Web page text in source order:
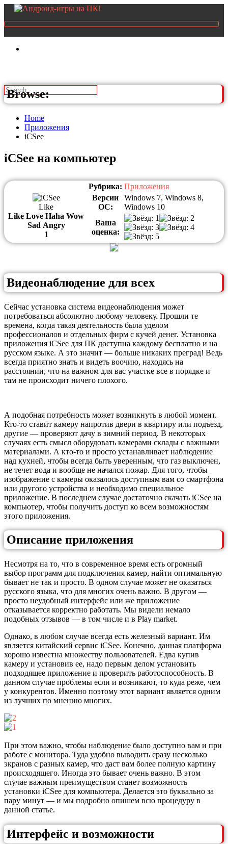
Browse:
Home
Приложения
iCSee
iCSee на компьютер
Like
Like Love Haha Wow
Sad Angry
1
Рубрика: Приложения
Версии
ОС:
Windows 7, Windows 8,
Windows 10
Ваша
оценка:
Видеонаблюдение для всех
Сейчас установка система видеонаблюдения может
потребоваться абсолютно любому человеку. Прошли те
времена, когда такая деятельность была уделом
профессионалов и отдельных фирм с кучей денег. Установка
приложения iCSee для ПК доступна каждому бесплатно и на
русском языке. А это значит — больше никаких преград! Ведь
всегда приятно знать и видеть воочию, находясь на
расстоянии, что на важном для вас участке все в порядке и
там не происходит ничего плохого.
А подобная потребность может возникнуть в любой момент.
Кто-то ставит камеру напротив двери в квартиру или подъезд,
другие — проверяют дачу в зимний период. В некоторых
случаях есть смысл оборудовать камерами склады с важными
материалами. А кто-то и просто устанавливает наблюдение
над кухней, чтобы всегда быть уверенным, что газ выключен,
не течет вода и вообще не начался пожар. Для того, чтобы
изображение с камеры оказалось доступным вам со смартфона
или другого устройства и необходимо специальное
приложение. В последнем случае достаточно скачать iCSee на
компьютер, чтобы получить доступ ко всем возможностям
этого приложения.
Описание приложения
Несмотря на то, что в современное время есть огромный
выбор программ для подключения камер, найти оптимальную
бывает не так и просто. В одном случае может не оказаться
русского языка, что для многих очень важно. В другом —
просто неудобный интерфейс или же приложение
отказывается корректно работать. Мы видели немало
подобных отзывов — в том числе и в Play market.
Однако, в любом случае всегда есть железный вариант. Им
является китайский сервис iCSee. Конечно, данная платформа
хорошо известна множеству пользователей. Едва купив
камеру и установив ее, надо первым делом установить
подходящее приложение и проверить работоспособность. В
данном случае проблемы если и возникают, то куда реже, чем
у конкурентов. Именно поэтому этот вариант является одним
из лучших по мнению многих.
При этом важно, чтобы наблюдение было доступно вам и при
работе с монитора. Туда удобно выводить сразу несколько
экранов с разных камер, что даст вам более полную картину
происходящего. Иногда это бывает очень важно. В этом
случае важным преимуществом станет возможность
установки iCSee для компьютера. Делается это буквально за
пару минут — и мы подробно опишем всю процедуру в
данной статье.
Интерфейс и возможности